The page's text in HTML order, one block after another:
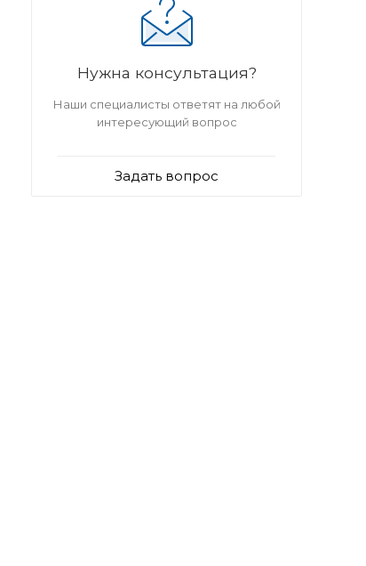
Нужна консультация?
Наши специалисты ответят на любой
интересующий вопрос
Задать вопрос